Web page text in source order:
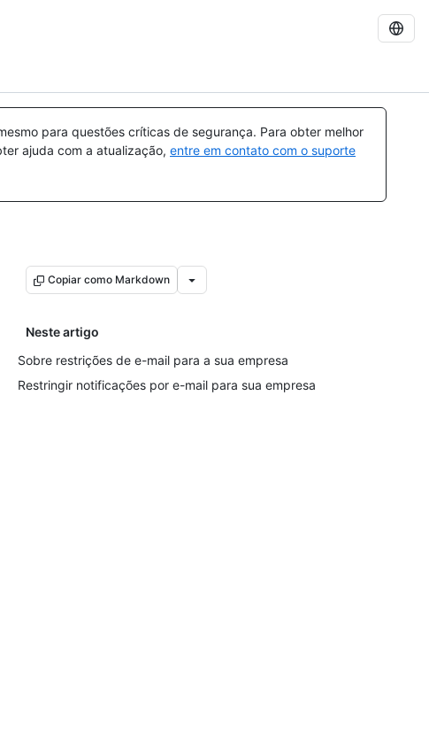
para questões críticas de segurança. Para obter melhor
ajuda com a atualização, entre em contato com o suporte
Copiar como Markdown
Neste artigo
Sobre restrições de e-mail para a sua empresa
Restringir notificações por e-mail para sua empresa